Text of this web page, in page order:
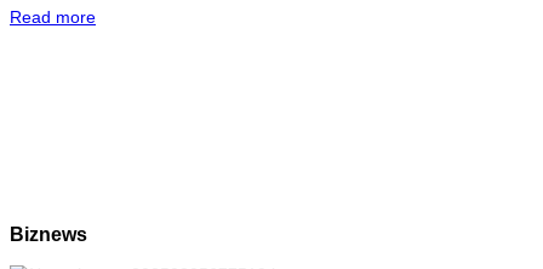
Read more
Biznews